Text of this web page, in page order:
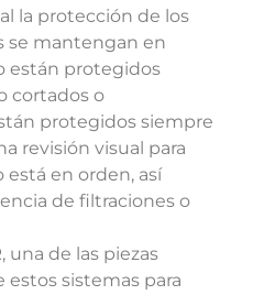
la protección de los
se mantengan en
están protegidos
cortados o
protegidos siempre
revisión visual para
está en orden, así
de filtraciones o
, una de las piezas
sistemas para